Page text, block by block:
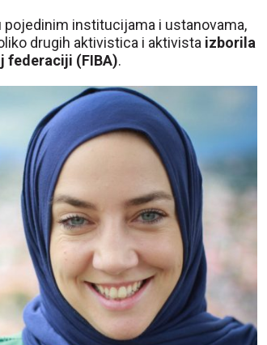
pojedinim institucijama i ustanovama,
drugih aktivistica i aktivista izborila
federaciji (FIBA).